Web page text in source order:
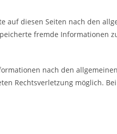
auf diesen Seiten nach den
fremde Informationen
nach den
Rechtsverletzung möglich.